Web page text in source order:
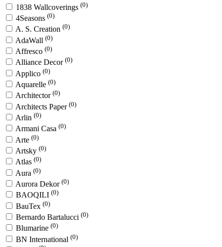
1838 Wallcoverings (0)
4Seasons (0)
A. S. Creation (0)
AdaWall (0)
Affresco (0)
Alliance Decor (0)
Applico (0)
Aquarelle (0)
Architector (0)
Architects Paper (0)
Arlin (0)
Armani Casa (0)
Arte (0)
Artsky (0)
Atlas (0)
Aura (0)
Aurora Dekor (0)
BAOQILI (0)
BauTex (0)
Bernardo Bartalucci (0)
Blumarine (0)
BN International (0)